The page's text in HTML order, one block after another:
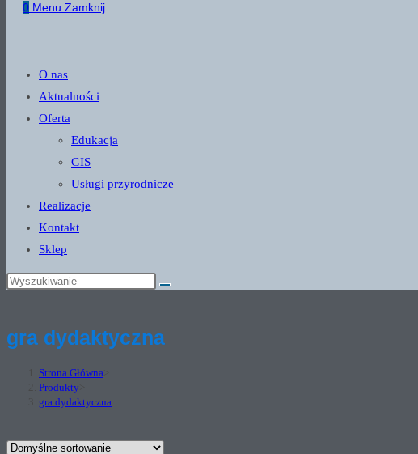
0 Menu Zamknij
O nas
Aktualności
Oferta
Edukacja
GIS
Usługi przyrodnicze
Realizacje
Kontakt
Sklep
gra dydaktyczna
Strona Główna
Produkty
gra dydaktyczna